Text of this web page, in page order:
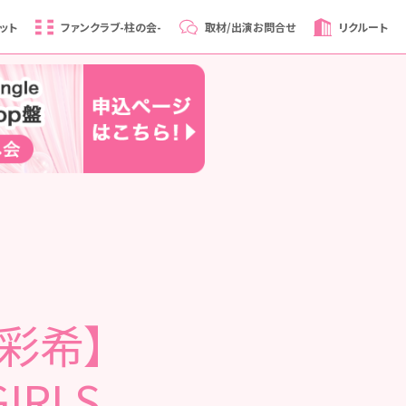
ト ファンクラブ-柱の会- 取材/出演お問合せ リクルート
希】